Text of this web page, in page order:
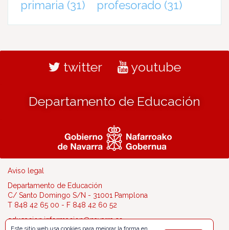
primaria (31) profesorado (31)
twitter youtube
Departamento de Educación
Aviso legal
Departamento de Educación
C/ Santo Domingo S/N - 31001 Pamplona
T 848 42 65 00 - F 848 42 60 52
educacion.informacion@navarra.es
Este sitio web usa cookies para mejorar la forma en